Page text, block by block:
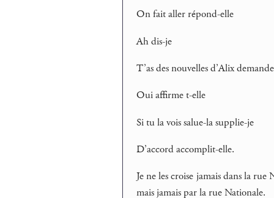
On fait aller répond-elle
Ah dis-je
T’as des nouvelles d’Alix
Oui affirme t-elle
Si tu la vois salue-la supplie-je
D’accord accomplit-elle.
Je ne les croise jamais dans la
mais jamais par la rue Nationale.